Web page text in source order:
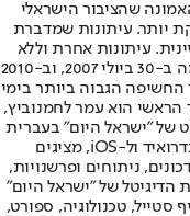
שהציבור הישראלי
יותר. עיתונות שמדברת
עיתונות אחרת וללא
תשלום. המהדורה המודפסת הראשונה פורסמה ב-30 ביולי 2007, וב-2010
החשיפה הגבוה ביותר בימי
הראשי הוא עמר לחמנוביץ,
של "ישראל היום" בעברית
ובאנגלית, כמו כן היישומונים (אפליקציות) לאנדרואיד ול-iOS, מציגים
ניתוחים ופרשנויות,
הדיגיטל של "ישראל היום"
סטייל, טכנולוגיה, ספורט,